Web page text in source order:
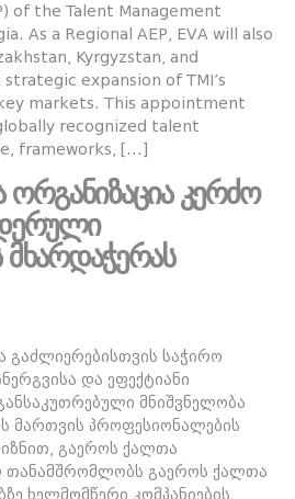
of the Talent Management
As a Regional AEP, EVA will also
Kyrgyzstan, and
expansion of TMI’s
markets. This appointment
recognized talent
frameworks, […]
კერძო
გაძლიერებისთვის საჭირო
და ეფექტიანი
მნიშვნელობა
მართვის პროფესიონალების
გაეროს ქალთა
თანამშრომლობს გაეროს ქალთა
ხელმომწერი კომპანიების